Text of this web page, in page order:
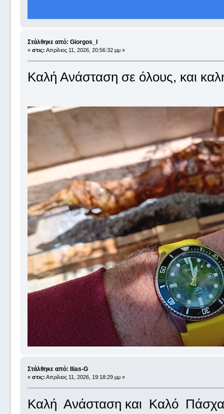
Στάλθηκε από: Giorgos_I
« στις: Απρίλιος 11, 2026, 20:56:32 μμ »
Καλή Ανάσταση σε όλους, και
Στάλθηκε από: Ilias-G
« στις: Απρίλιος 11, 2026, 19:18:29 μμ »
Καλή Ανάσταση και Καλό Πάσχα